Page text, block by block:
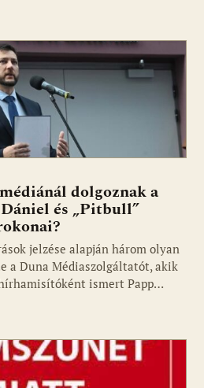
dolgoznak a
és „Pitbull”
jelzése alapján három olyan
a Duna Médiaszolgáltatót, akik
ismert Papp…